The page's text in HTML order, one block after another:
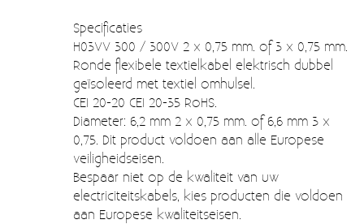
Emaille
Moccamaster (De beste kop koffie sinds 1968)
Vintage
EINDE REEKSEN
Specificaties
H03VV 300 / 300V 2 x 0,75 mm. of 3 x 0,75 mm.
Ronde flexibele textielkabel elektrisch dubbel
geïsoleerd met textiel omhulsel.
CEI 20-20 CEI 20-35 RoHS.
Diameter: 6,2 mm 2 x 0,75 mm. of 6,6 mm 3 x
0,75. Dit product voldoen aan alle Europese
veiligheidseisen.
Bespaar niet op de kwaliteit van uw
electriciteitskabels, kies producten die voldoen
aan Europese kwaliteitseisen.